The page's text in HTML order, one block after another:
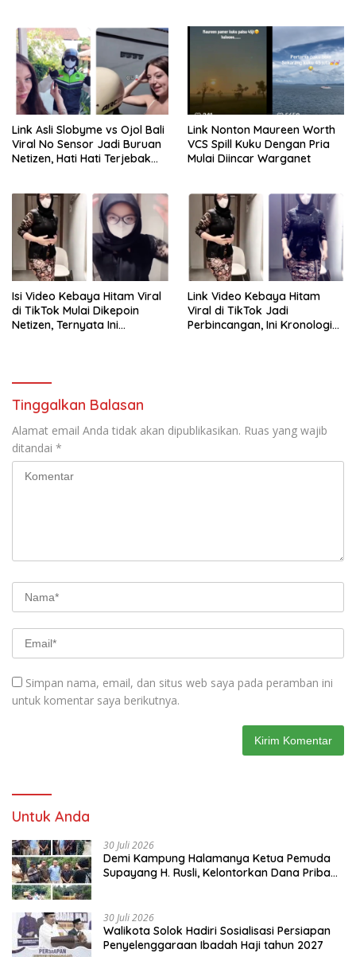
Link Asli Slobyme vs Ojol Bali
Viral No Sensor Jadi Buruan
Netizen, Hati Hati Terjebak
Link Nonton Maureen Worth
VCS Spill Kuku Dengan Pria
Mulai Diincar Warganet
Isi Video Kebaya Hitam Viral
di TikTok Mulai Dikepoin
Netizen, Ternyata Ini
Link Video Kebaya Hitam
Viral di TikTok Jadi
Perbincangan, Ini Kronologi
Tinggalkan Balasan
Alamat email Anda tidak akan dipublikasikan. Ruas yang wajib
ditandai *
Simpan nama, email, dan situs web saya pada peramban ini
untuk komentar saya berikutnya.
Untuk Anda
30 Juli 2026
Demi Kampung Halamanya Ketua Pemuda
Supayang H. Rusli, Kelontorkan Dana Pribadi
30 Juli 2026
Walikota Solok Hadiri Sosialisasi Persiapan
Penyelenggaraan Ibadah Haji tahun 2027